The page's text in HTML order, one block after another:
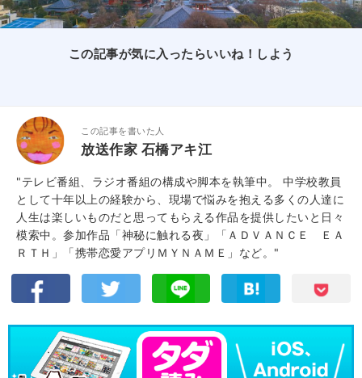
この記事が気に入ったらいいね！しよう
この記事を書いた人
放送作家 石橋アキ江
"テレビ番組、ラジオ番組の構成や脚本を執筆中。 中学校教員
として十年以上の経験から、現場で悩みを抱える多くの人達に
人生は楽しいものだと思ってもらえる作品を提供したいと日々
模索中。参加作品「神秘に触れる夜」「ＡＤＶＡＮＣＥ ＥＡ
ＲＴＨ」「携帯恋愛アプリＭＹＮＡＭＥ」など。"